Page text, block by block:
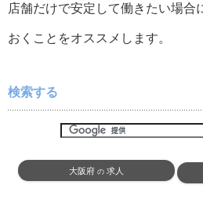
店舗だけで安定して働きたい場合
おくことをオススメします。
検索する
大阪府の 求人